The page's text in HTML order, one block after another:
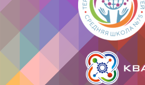
Официальный
«Школа №75»